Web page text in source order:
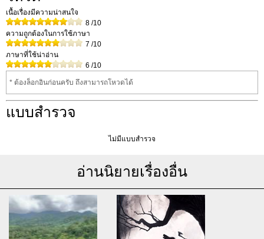
เนื้อเรื่องมีความน่าสนใจ
8 /10
ความถูกต้องในการใช้ภาษา
7 /10
ภาษาที่ใช้น่าอ่าน
6 /10
* ต้องล็อกอินก่อนครับ ถึงสามารถโหวดได้
แบบสำรวจ
ไม่มีแบบสำรวจ
อ่านนิยายเรื่องอื่น